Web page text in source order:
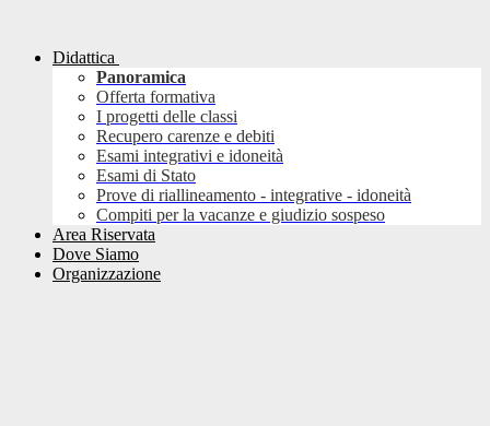
Didattica
Panoramica
Offerta formativa
I progetti delle classi
Recupero carenze e debiti
Esami integrativi e idoneità
Esami di Stato
Prove di riallineamento - integrative - idoneità
Compiti per la vacanze e giudizio sospeso
Area Riservata
Dove Siamo
Organizzazione